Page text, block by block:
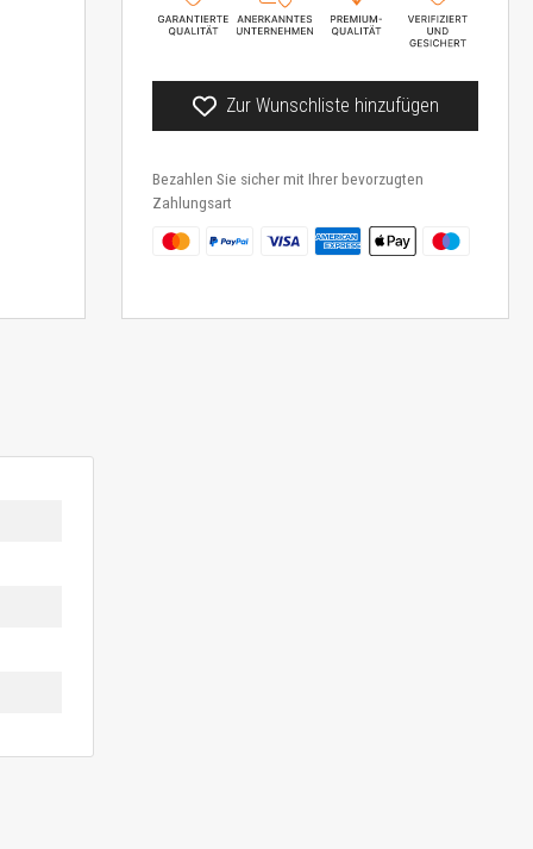
Zur Wunschliste hinzufügen
Bezahlen Sie sicher mit Ihrer bevorzugten
Zahlungsart